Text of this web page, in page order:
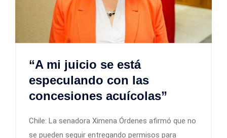
“A mi juicio se está
especulando con las
concesiones acuícolas”
Chile: La senadora Ximena Órdenes afirmó que no
se pueden seguir entregando permisos para